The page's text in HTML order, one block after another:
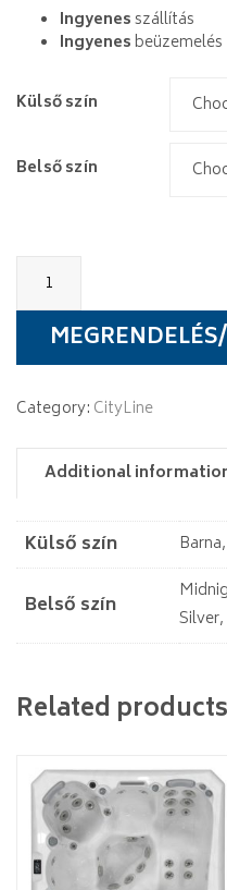
Ingyenesszállítás
Ingyenes beüzemelés
Külső szín
Belső szín
Wellis
Malaga
quantity
Category: CityLine
Additional
Külső szín
Belső szín
Related products